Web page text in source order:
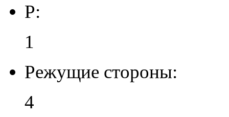
P:
1
Режущие стороны:
4